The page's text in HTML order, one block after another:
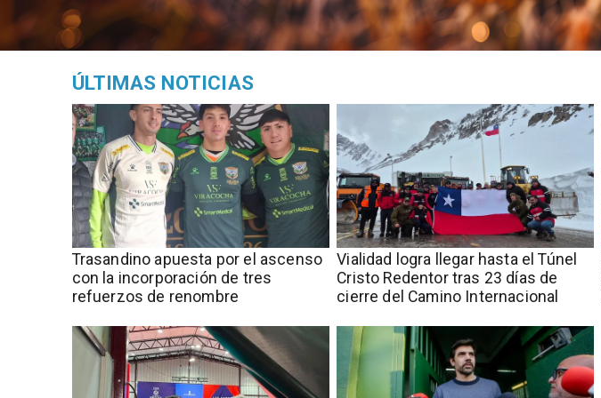
ÚLTIMAS NOTICIAS
Trasandino apuesta por el ascenso
con la incorporación de tres
refuerzos de renombre
Vialidad logra llegar hasta el Túnel
Cristo Redentor tras 23 días de
cierre del Camino Internacional